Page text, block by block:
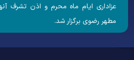
عزاداری ایام ماه محرم و اذن تشرف
مطهر رضوی برگزار شد.